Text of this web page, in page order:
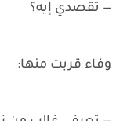
— تقصدي إيه؟
وفاء قربت منها: